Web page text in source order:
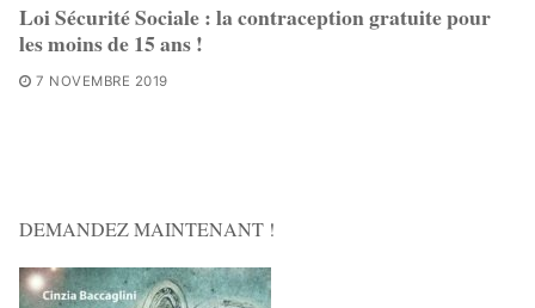
Loi Sécurité Sociale : la contraception gratuite pour
les moins de 15 ans !
7 NOVEMBRE 2019
DEMANDEZ MAINTENANT !